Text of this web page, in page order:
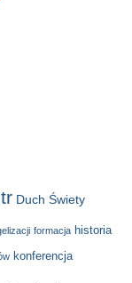
Duch Świety
formacja historia
konferencja